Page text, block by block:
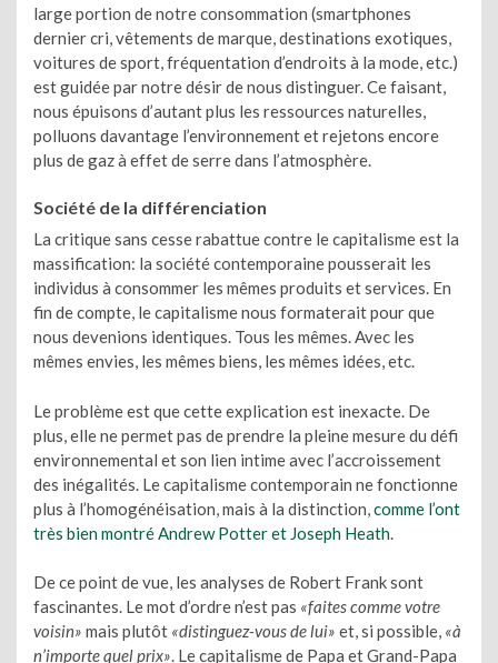
large portion de notre consommation (smartphones
dernier cri, vêtements de marque, destinations exotiques,
voitures de sport, fréquentation d’endroits à la mode, etc.)
est guidée par notre désir de nous distinguer. Ce faisant,
nous épuisons d’autant plus les ressources naturelles,
polluons davantage l’environnement et rejetons encore
plus de gaz à effet de serre dans l’atmosphère.
Société de la différenciation
La critique sans cesse rabattue contre le capitalisme est la
massification: la société contemporaine pousserait les
individus à consommer les mêmes produits et services. En
fin de compte, le capitalisme nous formaterait pour que
nous devenions identiques. Tous les mêmes. Avec les
mêmes envies, les mêmes biens, les mêmes idées, etc.
Le problème est que cette explication est inexacte. De
plus, elle ne permet pas de prendre la pleine mesure du défi
environnemental et son lien intime avec l’accroissement
des inégalités. Le capitalisme contemporain ne fonctionne
plus à l’homogénéisation, mais à la distinction, comme l’ont
très bien montré Andrew Potter et Joseph Heath
De ce point de vue, les analyses de Robert Frank sont
fascinantes. Le mot d’ordre n’est pas «faites comme votre
voisin» mais plutôt «distinguez-vous de lui» et, si possible, «à
n’importe quel prix». Le capitalisme de Papa et Grand-Papa